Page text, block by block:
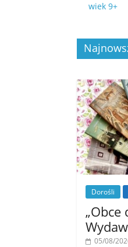
wiek 9+
Dorośli
„Obce
05/08/